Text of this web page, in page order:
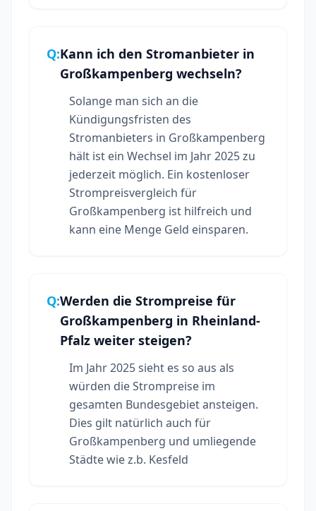
Q:Kann ich den Stromanbieter in
Großkampenberg wechseln?
Solange man sich an die
Kündigungsfristen des
Stromanbieters in Großkampenberg
hält ist ein Wechsel im Jahr 2025 zu
jederzeit möglich. Ein kostenloser
Strompreisvergleich für
Großkampenberg ist hilfreich und
kann eine Menge Geld einsparen.
Q:Werden die Strompreise für
Großkampenberg in Rheinland-
Pfalz weiter steigen?
Im Jahr 2025 sieht es so aus als
würden die Strompreise im
gesamten Bundesgebiet ansteigen.
Dies gilt natürlich auch für
Großkampenberg und umliegende
Städte wie z.b. Kesfeld